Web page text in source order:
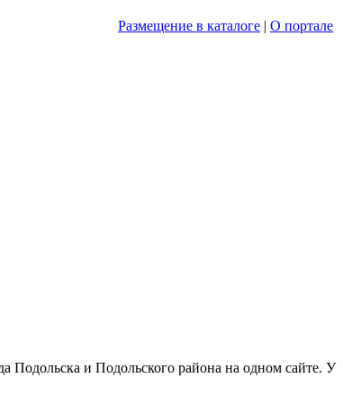
Размещение в каталоге | О портале
Подольска и Подольского района на одном сайте. У